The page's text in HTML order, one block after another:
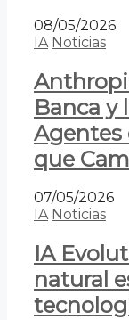
08/05/2026
IA Noticias
Banca y
Agentes
que
07/05/2026
IA Noticias
IA
natural